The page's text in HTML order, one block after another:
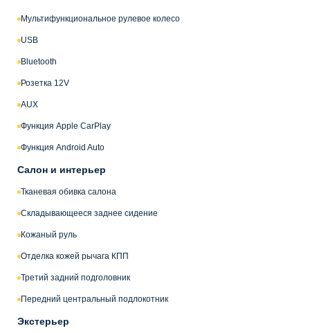
Мультифункциональное рулевое колесо
USB
Bluetooth
Розетка 12V
AUX
Функция Apple CarPlay
Функция Android Auto
Салон и интерьер
Тканевая обивка салона
Складывающееся заднее сидение
Кожаный руль
Отделка кожей рычага КПП
Третий задний подголовник
Передний центральный подлокотник
Экстерьер